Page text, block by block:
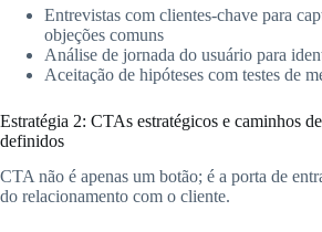
Entrevistas com clientes-chave para
objeções comuns
Análise de jornada do usuário para
Aceitação de hipóteses com testes de
Estratégia 2: CTAs estratégicos e caminhos
definidos
CTA não é apenas um botão; é a porta de
do relacionamento com o cliente.